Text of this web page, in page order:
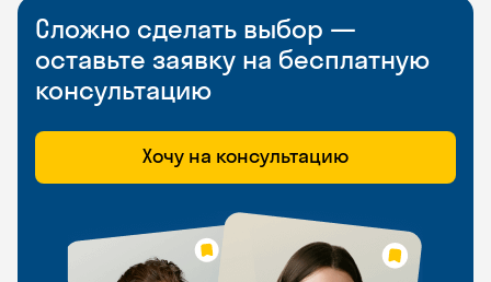
Сложно сделать выбор —
оставьте заявку на бесплатную
консультацию
Хочу на консультацию